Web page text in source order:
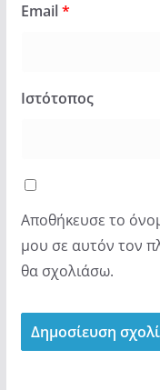
Email*
Ιστότοπος
Αποθήκευσε το
μου σε αυτόν τον
θα σχολιάσω.